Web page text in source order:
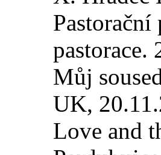
Pastorační
pastorace.
Můj
UK,
Love and